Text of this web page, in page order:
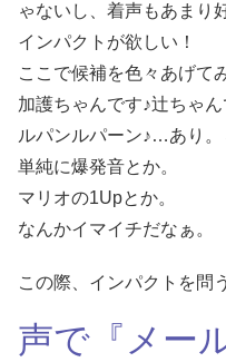
ゃないし、着声もあまり
インパクトが欲しい！
ここで候補を色々あげて
加護ちゃんです♪辻ちゃ
ルパンルパーン♪…あり
単純に爆発音とか。
マリオの1Upとか。
なんかイマイチだなぁ。
この際、インパクトを問
声で『メー